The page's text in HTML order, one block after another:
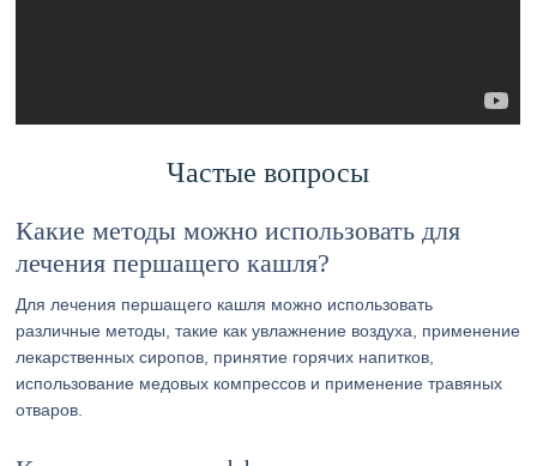
Частые вопросы
Какие методы можно использовать для
лечения першащего кашля?
Для лечения першащего кашля можно использовать
различные методы, такие как увлажнение воздуха, применение
лекарственных сиропов, принятие горячих напитков,
использование медовых компрессов и применение травяных
отваров.